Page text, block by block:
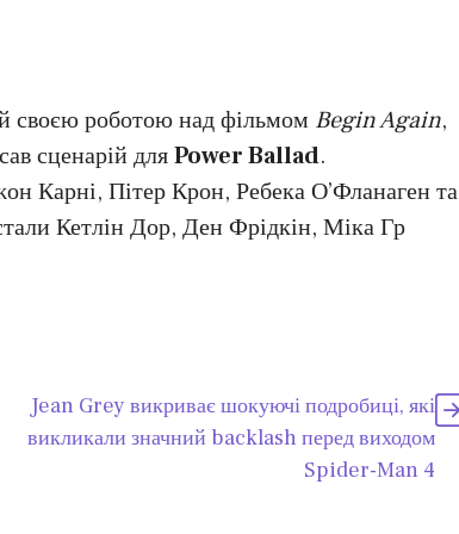
своєю роботою над фільмом Begin Again,
сценарій дляPower Ballad.
Карні, Пітер Крон, Ребека О’Фланаген та
Кетлін Дор, Ден Фрідкін, Міка Гр
Jean Grey викриває шокуючі подробиці, які
викликали значний backlash перед виходом
Spider-Man 4